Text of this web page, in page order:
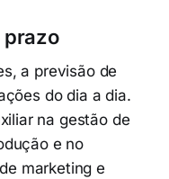
prazo
a previsão de
do dia a dia.
na gestão de
e no
marketing e